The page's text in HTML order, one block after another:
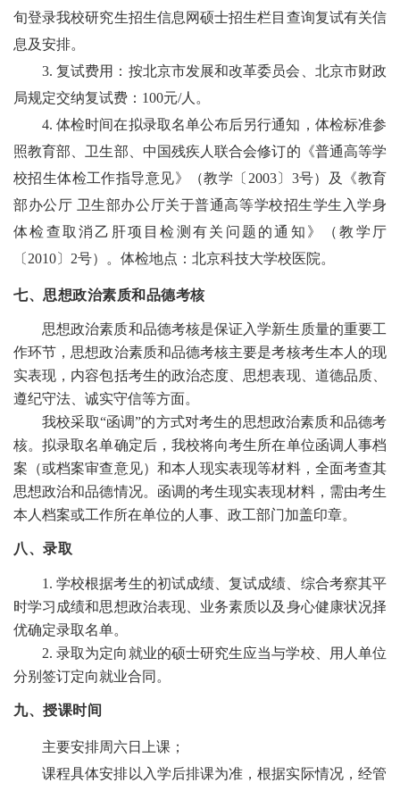
旬登录我校研究生招生信息网硕士招生栏目查询复试有关信
息及安排。
3. 复试费用：按北京市发展和改革委员会、北京市财政
局规定交纳复试费：100元/人。
4. 体检时间在拟录取名单公布后另行通知，体检标准参
照教育部、卫生部、中国残疾人联合会修订的《普通高等学
校招生体检工作指导意见》（教学〔2003〕3号）及《教育
部办公厅 卫生部办公厅关于普通高等学校招生学生入学身
体检查取消乙肝项目检测有关问题的通知》（教学厅
〔2010〕2号）。体检地点：北京科技大学校医院。
七、思想政治素质和品德考核
思想政治素质和品德考核是保证入学新生质量的重要工
作环节，思想政治素质和品德考核主要是考核考生本人的现
实表现，内容包括考生的政治态度、思想表现、道德品质、
遵纪守法、诚实守信等方面。
我校采取“函调”的方式对考生的思想政治素质和品德考
核。拟录取名单确定后，我校将向考生所在单位函调人事档
案（或档案审查意见）和本人现实表现等材料，全面考查其
思想政治和品德情况。函调的考生现实表现材料，需由考生
本人档案或工作所在单位的人事、政工部门加盖印章。
八、录取
1. 学校根据考生的初试成绩、复试成绩、综合考察其平
时学习成绩和思想政治表现、业务素质以及身心健康状况择
优确定录取名单。
2. 录取为定向就业的硕士研究生应当与学校、用人单位
分别签订定向就业合同。
九、授课时间
主要安排周六日上课；
课程具体安排以入学后排课为准，根据实际情况，经管